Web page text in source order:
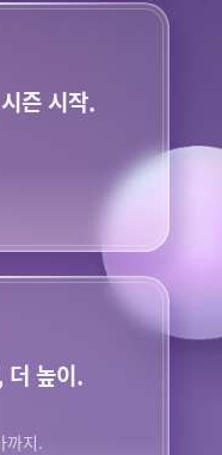
즌 시작.
더 높이.
까지.